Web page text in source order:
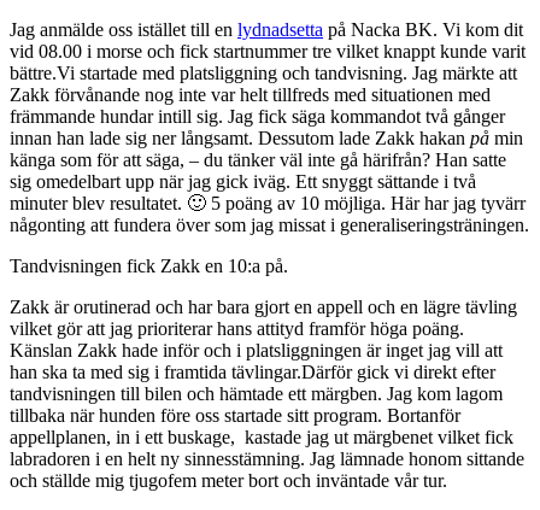
Jag anmälde oss istället till en lydnadsetta på Nacka BK. Vi kom dit
vid 08.00 i morse och fick startnummer tre vilket knappt kunde varit
bättre.Vi startade med platsliggning och tandvisning. Jag märkte att
Zakk förvånande nog inte var helt tillfreds med situationen med
främmande hundar intill sig. Jag fick säga kommandot två gånger
innan han lade sig ner långsamt. Dessutom lade Zakk hakan på min
känga som för att säga, – du tänker väl inte gå härifrån? Han satte
sig omedelbart upp när jag gick iväg. Ett snyggt sättande i två
minuter blev resultatet. 🙂 5 poäng av 10 möjliga. Här har jag tyvärr
någonting att fundera över som jag missat i generaliseringsträningen.
Tandvisningen fick Zakk en 10:a på.
Zakk är orutinerad och har bara gjort en appell och en lägre tävling
vilket gör att jag prioriterar hans attityd framför höga poäng.
Känslan Zakk hade inför och i platsliggningen är inget jag vill att
han ska ta med sig i framtida tävlingar.Därför gick vi direkt efter
tandvisningen till bilen och hämtade ett märgben. Jag kom lagom
tillbaka när hunden före oss startade sitt program. Bortanför
appellplanen, in i ett buskage, kastade jag ut märgbenet vilket fick
labradoren i en helt ny sinnesstämning. Jag lämnade honom sittande
och ställde mig tjugofem meter bort och inväntade vår tur.